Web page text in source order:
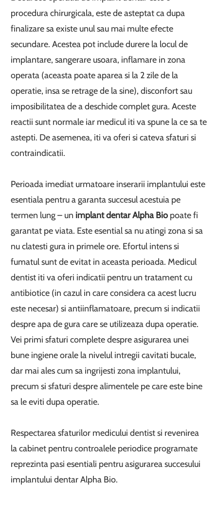
procedura chirurgicala, este de asteptat ca dupa
finalizare sa existe unul sau mai multe efecte
secundare. Acestea pot include durere la locul de
implantare, sangerare usoara, inflamare in zona
operata (aceasta poate aparea si la 2 zile de la
operatie, insa se retrage de la sine), disconfort sau
imposibilitatea de a deschide complet gura. Aceste
reactii sunt normale iar medicul iti va spune la ce sa te
astepti. De asemenea, iti va oferi si cateva sfaturi si
contraindicatii.
Perioada imediat urmatoare inserarii implantului este
esentiala pentru a garanta succesul acestuia pe
termen lung – un implant dentar Alpha Bio poate fi
garantat pe viata. Este esential sa nu atingi zona si sa
nu clatesti gura in primele ore. Efortul intens si
fumatul sunt de evitat in aceasta perioada. Medicul
dentist iti va oferi indicatii pentru un tratament cu
antibiotice (in cazul in care considera ca acest lucru
este necesar) si antiinflamatoare, precum si indicatii
despre apa de gura care se utilizeaza dupa operatie.
Vei primi sfaturi complete despre asigurarea unei
bune ingiene orale la nivelul intregii cavitati bucale,
dar mai ales cum sa ingrijesti zona implantului,
precum si sfaturi despre alimentele pe care este bine
sa le eviti dupa operatie.
Respectarea sfaturilor medicului dentist si revenirea
la cabinet pentru controalele periodice programate
reprezinta pasi esentiali pentru asigurarea succesului
implantului dentar Alpha Bio.